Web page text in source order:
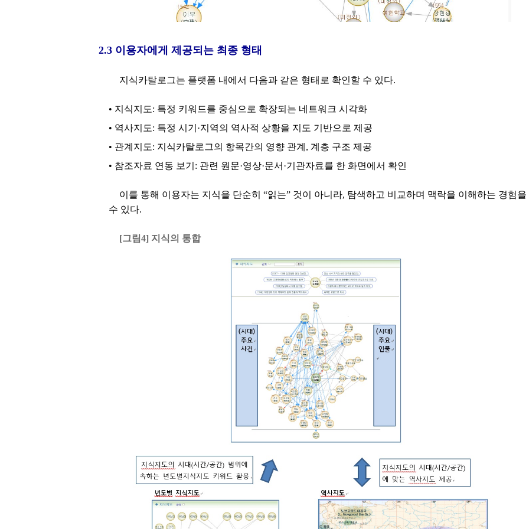
2.3 이용자에게 제공되는 최종 형태
지식카탈로그는 플랫폼 내에서 다음과 같은 형태로 확인할 수 있다.
• 지식지도: 특정 키워드를 중심으로 확장되는 네트워크 시각화
• 역사지도: 특정 시기·지역의 역사적 상황을 지도 기반으로 제공
• 관계지도: 지식카탈로그의 항목간의 영향 관계, 계층 구조 제공
• 참조자료 연동 보기: 관련 원문·영상·문서·기관자료를 한 화면에서 확인
이를 통해 이용자는 지식을 단순히 “읽는” 것이 아니라, 탐색하고 비교하며 맥락을 이해하는 경험을
수 있다.
[그림4] 지식의 통합